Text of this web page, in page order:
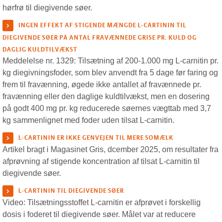
hørfrø til diegivende søer.
INGEN EFFEKT AF STIGENDE MÆNGDE L-CARTININ TIL
DIEGIVENDE SØER PÅ ANTAL FRAVÆNNEDE GRISE PR. KULD OG
DAGLIG KULDTILVÆKST
Meddelelse nr. 1329: Tilsætning af 200-1.000 mg L-carnitin pr.
kg diegivningsfoder, som blev anvendt fra 5 dage før faring og
frem til fravænning, øgede ikke antallet af fravænnede pr.
fravænning eller den daglige kuldtilvækst, men en dosering
på godt 400 mg pr. kg reducerede søernes vægttab med 3,7
kg sammenlignet med foder uden tilsat L-carnitin.
L-CARTININ ER IKKE GENVEJEN TIL MERE SOMÆLK
Artikel bragt i Magasinet Gris, dcember 2025, om resultater fra
afprøvning af stigende koncentration af tilsat L-carnitin til
diegivende søer.
L-CARTININ TIL DIEGIVENDE SØER
Video: Tilsætningsstoffet L-carnitin er afprøvet i forskellig
dosis i foderet til diegivende søer. Målet var at reducere